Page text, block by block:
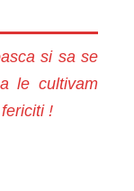
si sa se
le cultivam
!